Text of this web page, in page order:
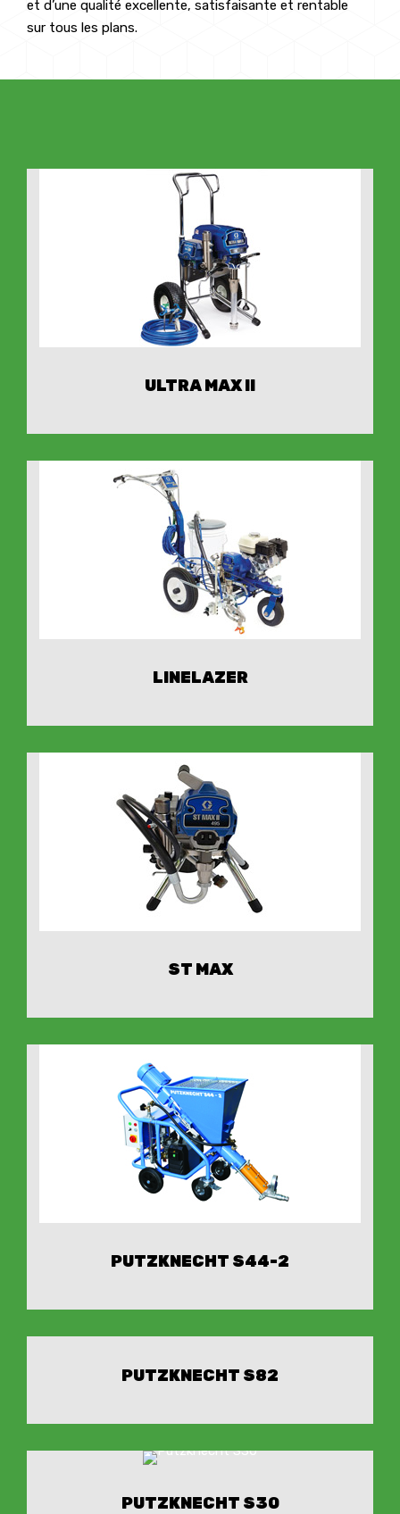
et d’une qualité excellente, satisfaisante et rentable
sur tous les plans.
ULTRA MAX II
LINELAZER
ST MAX
PUTZKNECHT S44-2
PUTZKNECHT S82
PUTZKNECHT S30